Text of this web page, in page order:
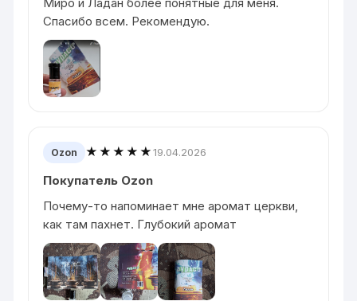
Спасибо всем. Рекомендую.
Ozon ★★★★★19.04.2026
Покупатель Ozon
Почему-то напоминает мне аромат церкви,
как там пахнет. Глубокий аромат